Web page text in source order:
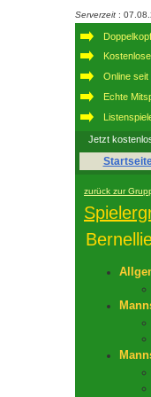
Serverzeit :
Online seit
Echte
Jetzt
zurück zur